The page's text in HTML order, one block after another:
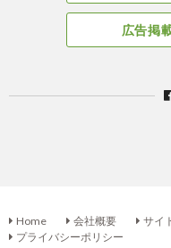
広告掲
Home 会社概要
サイ
プライバシーポリシー